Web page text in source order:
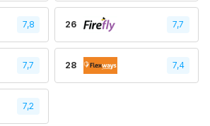
7,8 26 7,7
7,7 28 7,4
7,2